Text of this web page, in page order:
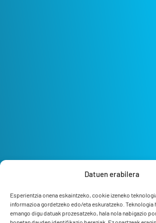
Datuen erabilera
Esperientzia onena eskaintzeko, cookie izeneko
informazioa gordetzeko edo/eta eskuratzeko. Teknologia
emango digu datuak prozesatzeko, hala nola nabigazio